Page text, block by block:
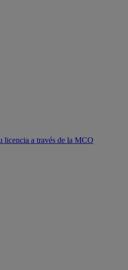
licencia a través de la MCO